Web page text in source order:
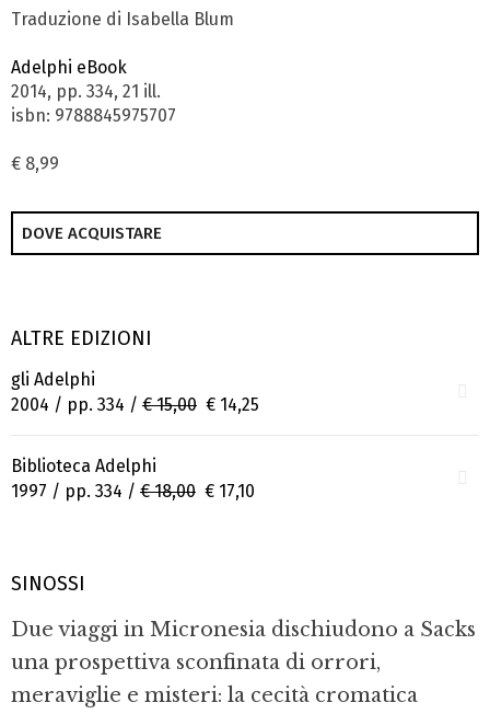
Traduzione di Isabella Blum
Adelphi eBook
2014, pp. 334, 21 ill.
isbn: 9788845975707
€ 8,99
DOVE ACQUISTARE
ALTRE EDIZIONI
gli Adelphi
2004 / pp. 334 / € 15,00 € 14,25
Biblioteca Adelphi
1997 / pp. 334 / € 18,00 € 17,10
SINOSSI
Due viaggi in Micronesia dischiudono a Sacks
una prospettiva sconfinata di orrori,
meraviglie e misteri: la cecità cromatica